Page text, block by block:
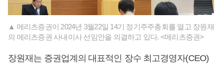
▲ 메리츠증권이 2024년 3월22일 14기 정기주주총회를 열고 장원재
의 메리츠증권 사내이사 선임안을 의결하고 있다. <메리츠증권>
장원재는 증권업계의 대표적인 장수 최고경영자(CEO)